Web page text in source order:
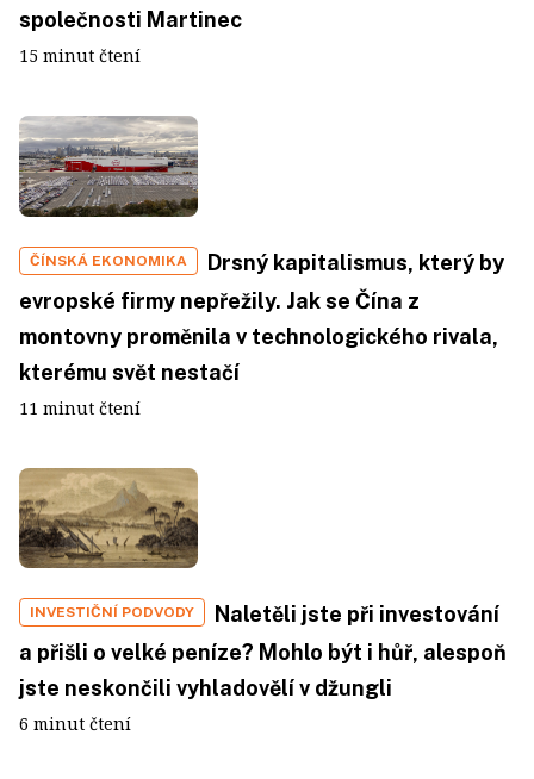
společnosti Martinec
15 minut čtení
ČÍNSKÁ EKONOMIKA
Drsný kapitalismus, který by
evropské firmy nepřežily. Jak se Čína z
montovny proměnila v technologického rivala,
kterému svět nestačí
11 minut čtení
INVESTIČNÍ PODVODY
Naletěli jste při investování
a přišli o velké peníze? Mohlo být i hůř, alespoň
jste neskončili vyhladovělí v džungli
6 minut čtení